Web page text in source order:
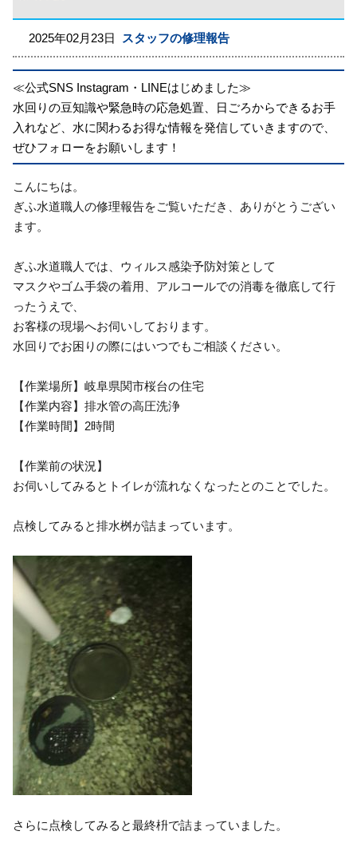
2025年02月23日 スタッフの修理報告
≪公式SNS Instagram・LINEはじめました≫
水回りの豆知識や緊急時の応急処置、日ごろからできるお手
入れなど、水に関わるお得な情報を発信していきますので、
ぜひフォローをお願いします！
こんにちは。
ぎふ水道職人の修理報告をご覧いただき、ありがとうござい
ます。
ぎふ水道職人では、ウィルス感染予防対策として
マスクやゴム手袋の着用、アルコールでの消毒を徹底して行
ったうえで、
お客様の現場へお伺いしております。
水回りでお困りの際にはいつでもご相談ください。
【作業場所】岐阜県関市桜台の住宅
【作業内容】排水管の高圧洗浄
【作業時間】2時間
【作業前の状況】
お伺いしてみるとトイレが流れなくなったとのことでした。
点検してみると排水桝が詰まっています。
さらに点検してみると最終枡で詰まっていました。